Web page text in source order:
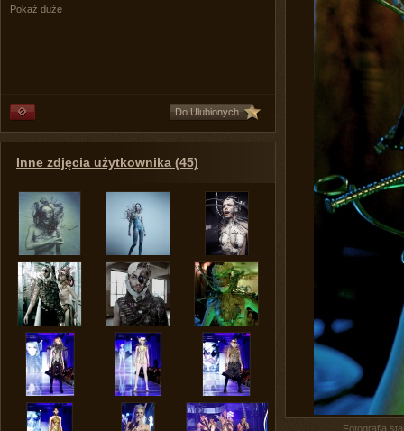
Pokaż duże
Do Ulubionych
Inne zdjęcia użytkownika (45)
Fotografia